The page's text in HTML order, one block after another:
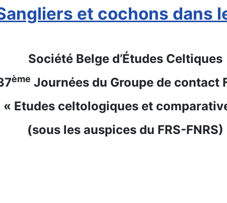
et cochons dans
Société Belge d’Études Celtiques
ème Journées du Groupe de contact
« Etudes celtologiques et
(sous les auspices du FRS-FNRS)